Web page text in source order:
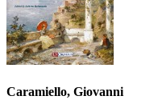
Caramiello, Giovanni